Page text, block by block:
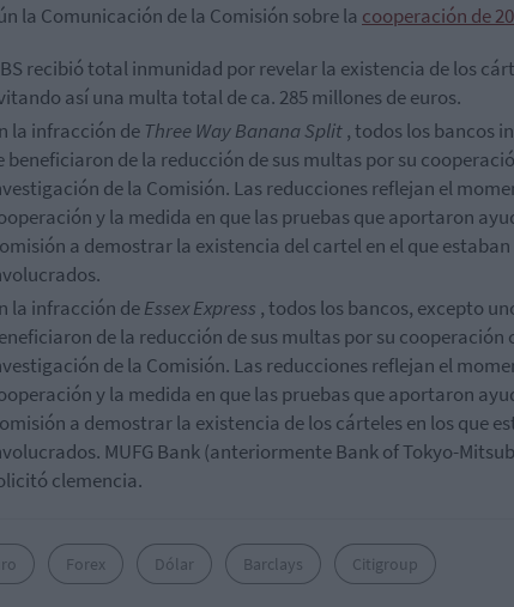
la Comunicación de la Comisión sobre la cooperación de
recibió total inmunidad por revelar la existencia de los
así una multa total de ca. 285 millones de euros.
la infracción de Three Way Banana Split, todos los bancos
beneficiaron de la reducción de sus multas por su
de la Comisión. Las reducciones reflejan el
y la medida en que las pruebas que aportaron
a demostrar la existencia del cartel en el que estaban
la infracción deEssex Express , todos los bancos, excepto
de la reducción de sus multas por su cooperación
de la Comisión. Las reducciones reflejan el
y la medida en que las pruebas que aportaron
a demostrar la existencia de los cárteles en los que
MUFG Bank (anteriormente Bank of Tokyo-
clemencia.
Forex Dólar Barclays Citigroup